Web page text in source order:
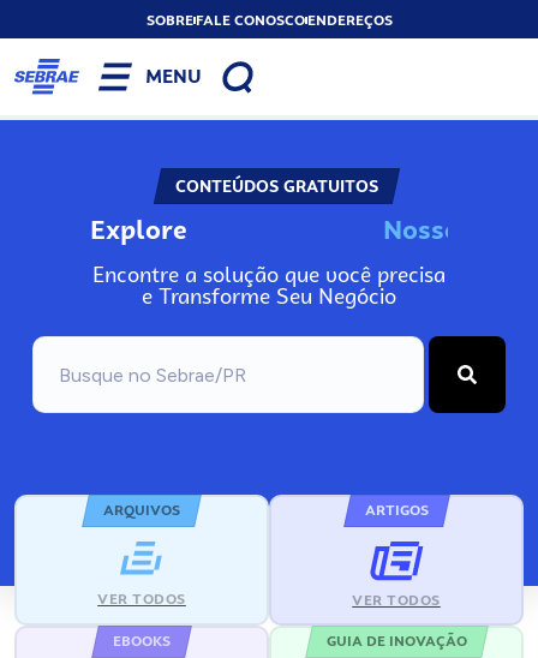
SOBREFALE CONOSCOENDEREÇOS
MENU
CONTEÚDOS GRATUITOS
Explore Nosso
Encontre a solução que você precisa
e Transforme Seu Negócio
ARQUIVOS
VER TODOS
ARTIGOS
VER TODOS
EBOOKS GUIA DE INOVAÇÃO